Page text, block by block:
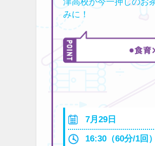
みに！
7月29日
16:30（60分/1回）